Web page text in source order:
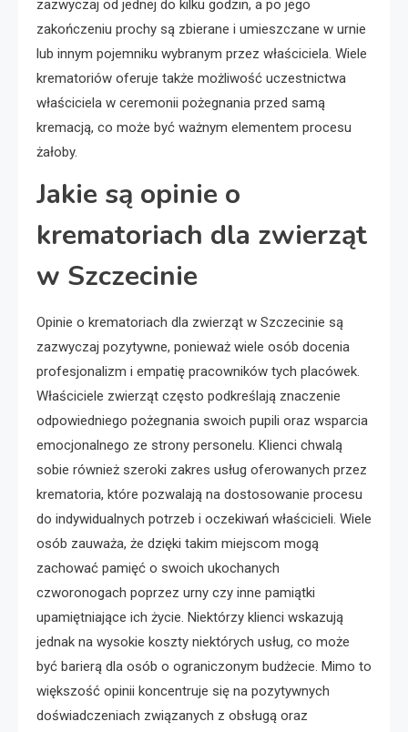
zazwyczaj od jednej do kilku godzin, a po jego
zakończeniu prochy są zbierane i umieszczane w urnie
lub innym pojemniku wybranym przez właściciela. Wiele
krematoriów oferuje także możliwość uczestnictwa
właściciela w ceremonii pożegnania przed samą
kremacją, co może być ważnym elementem procesu
żałoby.
Jakie są opinie o
krematoriach dla zwierząt
w Szczecinie
Opinie o krematoriach dla zwierząt w Szczecinie są
zazwyczaj pozytywne, ponieważ wiele osób docenia
profesjonalizm i empatię pracowników tych placówek.
Właściciele zwierząt często podkreślają znaczenie
odpowiedniego pożegnania swoich pupili oraz wsparcia
emocjonalnego ze strony personelu. Klienci chwalą
sobie również szeroki zakres usług oferowanych przez
krematoria, które pozwalają na dostosowanie procesu
do indywidualnych potrzeb i oczekiwań właścicieli. Wiele
osób zauważa, że dzięki takim miejscom mogą
zachować pamięć o swoich ukochanych
czworonogach poprzez urny czy inne pamiątki
upamiętniające ich życie. Niektórzy klienci wskazują
jednak na wysokie koszty niektórych usług, co może
być barierą dla osób o ograniczonym budżecie. Mimo to
większość opinii koncentruje się na pozytywnych
doświadczeniach związanych z obsługą oraz